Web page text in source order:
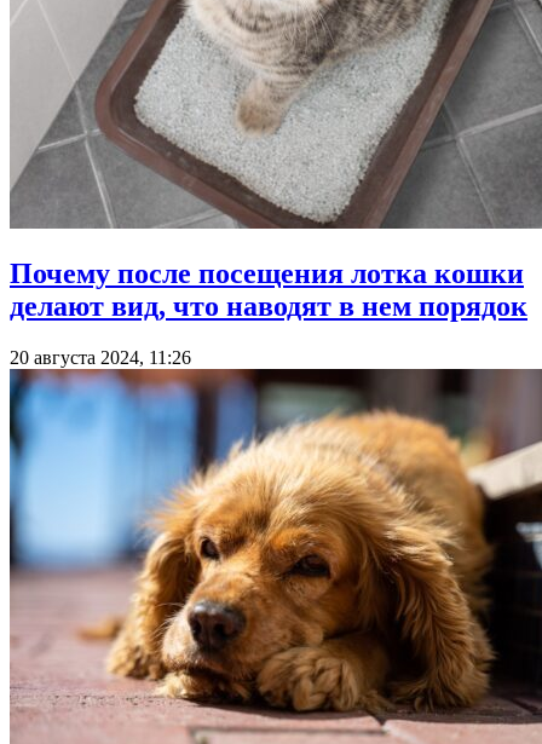
Почему после посещения лотка кошки
делают вид, что наводят в нем порядок
20 августа 2024, 11:26